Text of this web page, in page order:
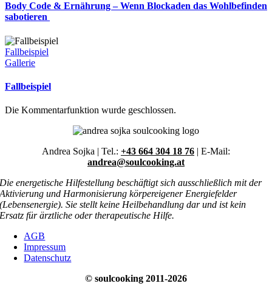
Body Code & Ernährung – Wenn Blockaden das Wohlbefinden
sabotieren
Fallbeispiel
Gallerie
Fallbeispiel
Die Kommentarfunktion wurde geschlossen.
Andrea Sojka | Tel.: +43 664 304 18 76 | E-Mail:
andrea@soulcooking.at
Die energetische Hilfestellung beschäftigt sich ausschließlich mit der
Aktivierung und Harmonisierung körpereigener Energiefelder
(Lebensenergie). Sie stellt keine Heilbehandlung dar und ist kein
Ersatz für ärztliche oder therapeutische Hilfe.
AGB
Impressum
Datenschutz
© soulcooking 2011-2026